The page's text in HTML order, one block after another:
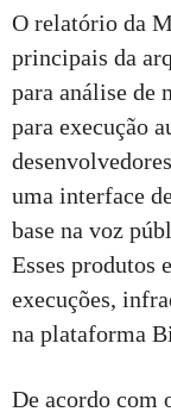
O relatório da
principais da
para análise de
para execução
uma interface
base na voz
Esses produtos
execuções,
na plataforma
De acordo com